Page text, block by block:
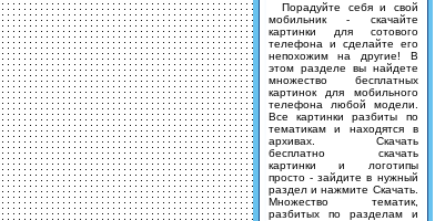
Порадуйте себя и свой
мобильник - скачайте
картинки для сотового
телефона и сделайте его
непохожим на другие! В
этом разделе вы найдете
множество бесплатных
картинок для мобильного
телефона любой модели.
Все картинки разбиты по
тематикам и находятся в
архивах. Скачать
бесплатно скачать
картинки и логотипы
просто - зайдите в нужный
раздел и нажмите Скачать.
Множество тематик,
разбитых по разделам и